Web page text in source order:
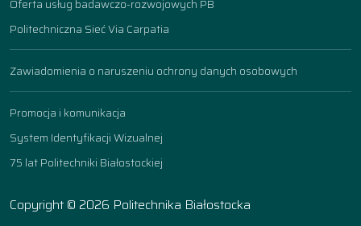
Oferta usług badawczo-rozwojowych PB
Politechniczna Sieć Via Carpatia
Zawiadomienia o naruszeniu ochrony danych osobowych
Promocja i komunikacja
System Identyfikacji Wizualnej
75 lat Politechniki Białostockiej
Copyright © 2026 Politechnika Białostocka